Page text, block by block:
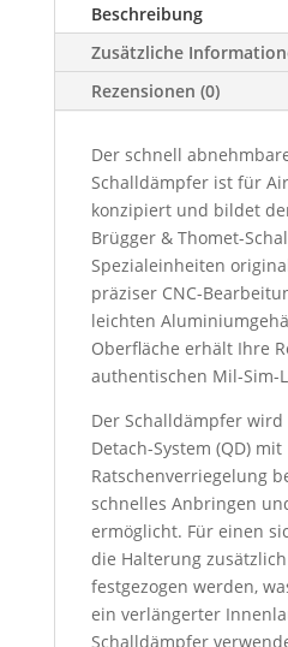
Beschreibung
Zusätzliche
Rezensionen (0)
Der schnell
Schalldämpfer ist für
konzipiert und bildet
Brügger & Thomet-
Spezialeinheiten
präziser CNC-
leichten
Oberfläche erhält Ihre
authentischen Mil-Sim-
Der Schalldämpfer
Detach-System (QD) mit
Ratschenverriegelung
schnelles Anbringen
ermöglicht. Für einen
die Halterung
festgezogen werden,
ein verlängerter
Schalldämpfer